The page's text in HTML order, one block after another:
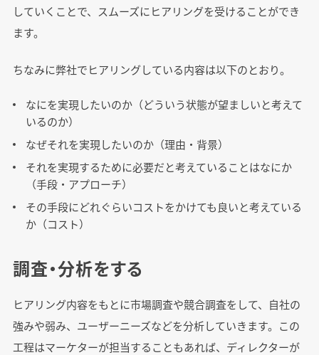
していくことで、スムーズにヒアリングを受けることができ
ます。
ちなみに弊社でヒアリングしている内容は以下のとおり。
なにを実現したいのか（どういう状態が望ましいと考えて
いるのか）
なぜそれを実現したいのか（理由・背景）
それを実現するために必要だと考えていることはなにか
（手段・アプローチ）
その手段にどれぐらいコストをかけても良いと考えている
か（コスト）
調査・分析をする
ヒアリング内容をもとに市場調査や競合調査をして、自社の
強みや弱み、ユーザーニーズなどを分析していきます。この
工程はマーケターが担当することもあれば、ディレクターが